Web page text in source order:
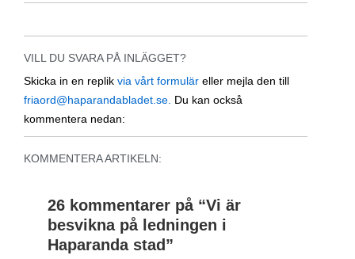
VILL DU SVARA PÅ INLÄGGET?
Skicka in en replik via vårt formulär eller mejla den till
friaord@haparandabladet.se. Du kan också
kommentera nedan:
KOMMENTERA ARTIKELN:
26 kommentarer på “Vi är
besvikna på ledningen i
Haparanda stad ”